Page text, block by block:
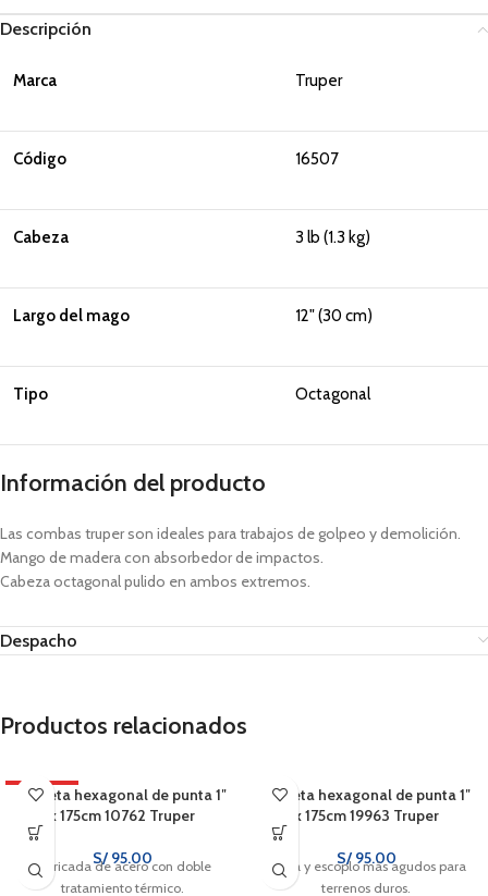
Descripción
Marca Truper
Código 16507
Cabeza 3 lb (1.3 kg)
Largo del mago 12" (30 cm)
Tipo Octagonal
Información del producto
Las combas truper son ideales para trabajos de golpeo y demolición.
Mango de madera con absorbedor de impactos.
Cabeza octagonal pulido en ambos extremos.
Despacho
Productos relacionados
CALIENTE
Barreta hexagonal de punta 1″
x 175cm 10762 Truper
S/95.00
Fabricada de acero con doble
tratamiento térmico.
Barreta hexagonal de punta 1″
x 175cm 19963 Truper
S/95.00
Punta y escoplo más agudos para
terrenos duros.